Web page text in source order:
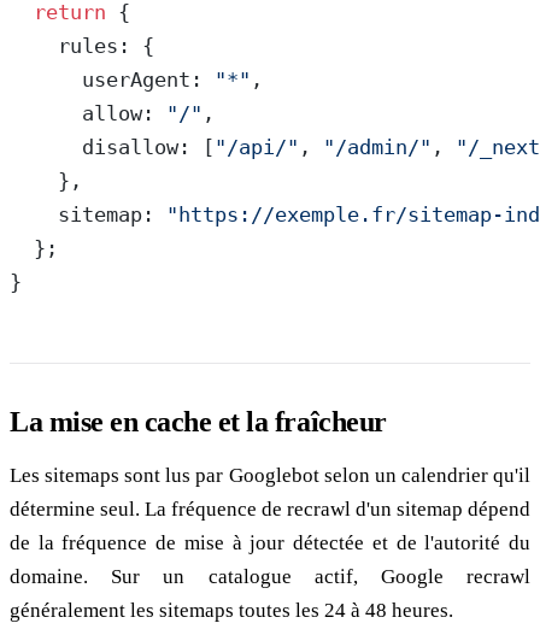
  return
{
    rules: {
      userAgent:
"*" ,
      allow:
"/" ,
      disallow: [
"/api/" , "/admin/" ,
"/
    },
    sitemap:
"https://exemple.fr/sitemap-
  };
}
La mise en cache et la fraîcheur
Les sitemaps sont lus par Googlebot selon un calendrier qu'il
détermine seul. La fréquence de recrawl d'un sitemap dépend
de la fréquence de mise à jour détectée et de l'autorité du
domaine. Sur un catalogue actif, Google recrawl
généralement les sitemaps toutes les 24 à 48 heures.